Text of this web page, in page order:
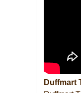
Duffmart